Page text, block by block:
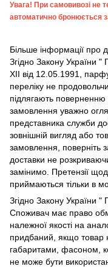
Увага! При самовивозі не
автоматично бронюється
Більше інформації про
Згідно Закону України "
XII від 12.05.1991,
переліку не
підлягають
замовлення уважно
представника служби
зовнішній вигляд або
замовлення, поверніть
доставки не
замінимо. Претензії
приймаються тільки в
Згідно Закону України "
Споживач має право
належної якості на
придбаний, якщо товар
габаритами, фасоном,
не може бути